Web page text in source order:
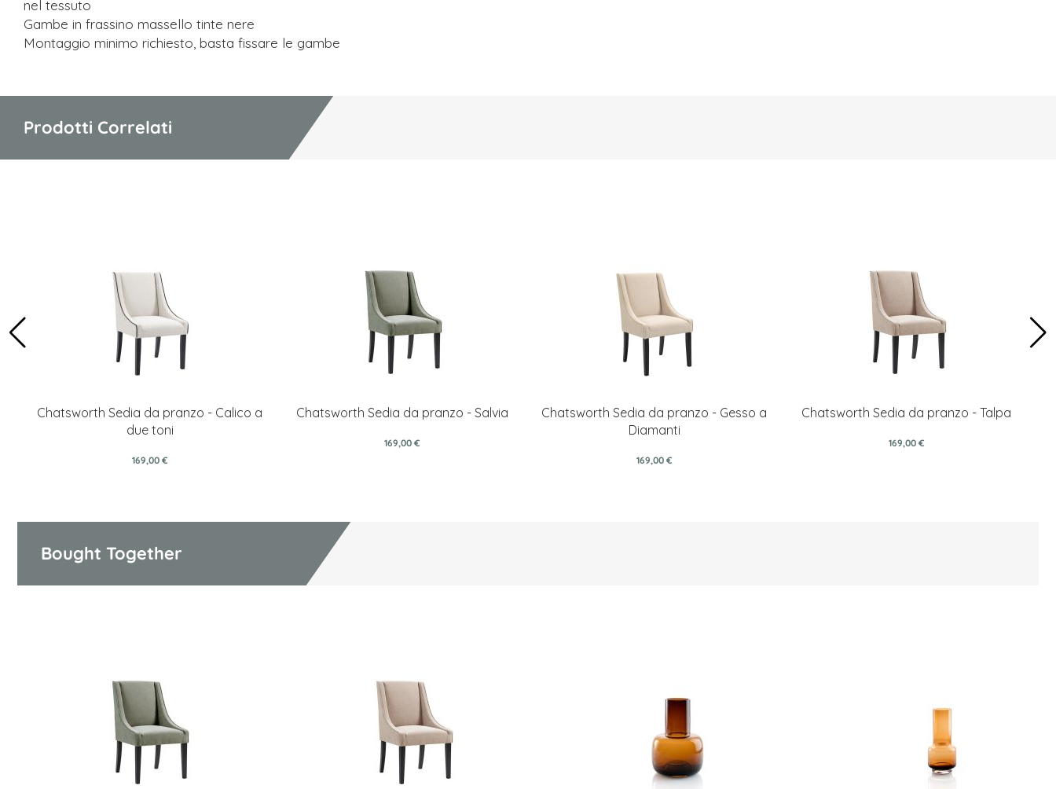
nel tessuto
Gambe in frassino massello tinte nere
Montaggio minimo richiesto, basta fissare le gambe
Prodotti Correlati
Chatsworth Sedia da pranzo - Calico a
due toni
169,00 €
Chatsworth Sedia da pranzo - Salvia
169,00 €
Chatsworth Sedia da pranzo - Gesso a
Diamanti
169,00 €
Chatsworth Sedia da pranzo - Talpa
169,00 €
Bought Together